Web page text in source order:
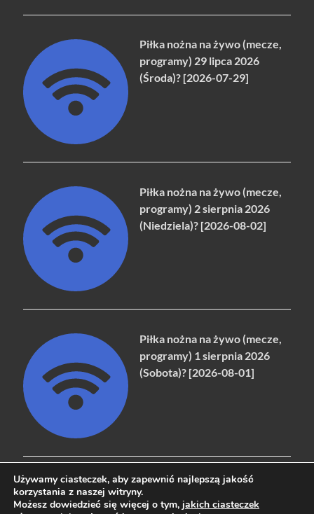
Piłka nożna na żywo (mecze,
programy) 29 lipca 2026
(Środa)? [2026-07-29]
Piłka nożna na żywo (mecze,
programy) 2 sierpnia 2026
(Niedziela)? [2026-08-02]
Piłka nożna na żywo (mecze,
programy) 1 sierpnia 2026
(Sobota)? [2026-08-01]
Używamy ciasteczek, aby zapewnić najlepszą jakość
korzystania z naszej witryny.
Możesz dowiedzieć się więcej o tym, jakich ciasteczek